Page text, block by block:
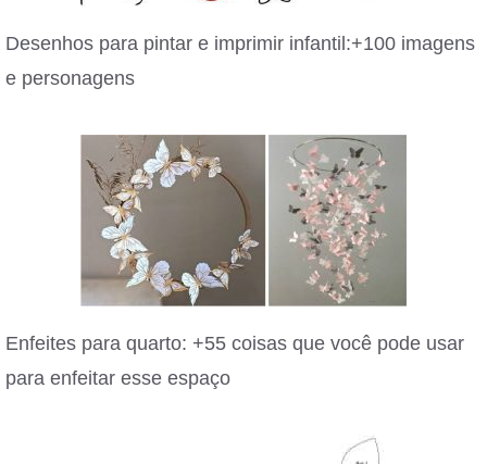
Desenhos para pintar e imprimir infantil:+100 imagens
e personagens
Enfeites para quarto: +55 coisas que você pode usar
para enfeitar esse espaço